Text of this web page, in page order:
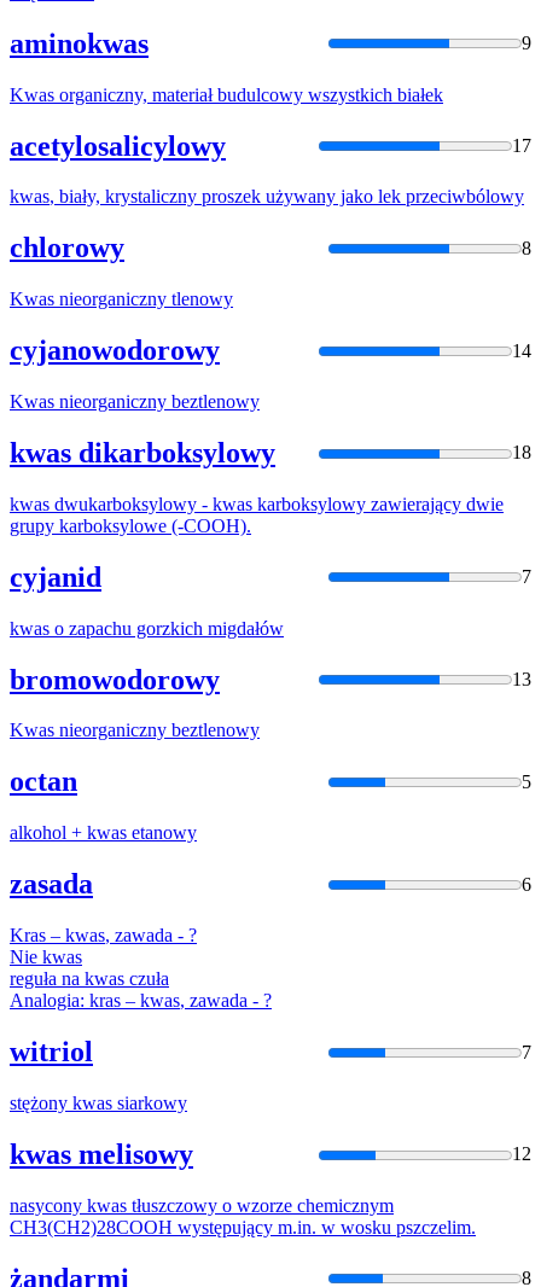
aminokwas 9
Kwas organiczny, materiał budulcowy wszystkich białek
acetylosalicylowy 17
kwas, biały, krystaliczny proszek używany jako lek przeciwbólowy
chlorowy 8
Kwas nieorganiczny tlenowy
cyjanowodorowy 14
Kwas nieorganiczny beztlenowy
kwas dikarboksylowy 18
kwas dwukarboksylowy - kwas karboksylowy zawierający dwie
grupy karboksylowe (-COOH).
cyjanid 7
kwas o zapachu gorzkich migdałów
bromowodorowy 13
Kwas nieorganiczny beztlenowy
octan 5
alkohol + kwas etanowy
zasada 6
Kras – kwas, zawada - ?
Nie kwas
reguła na kwas czuła
Analogia: kras – kwas, zawada - ?
witriol 7
stężony kwas siarkowy
kwas melisowy 12
nasycony kwas tłuszczowy o wzorze chemicznym
CH3(CH2)28COOH występujący m.in. w wosku pszczelim.
żandarmi 8